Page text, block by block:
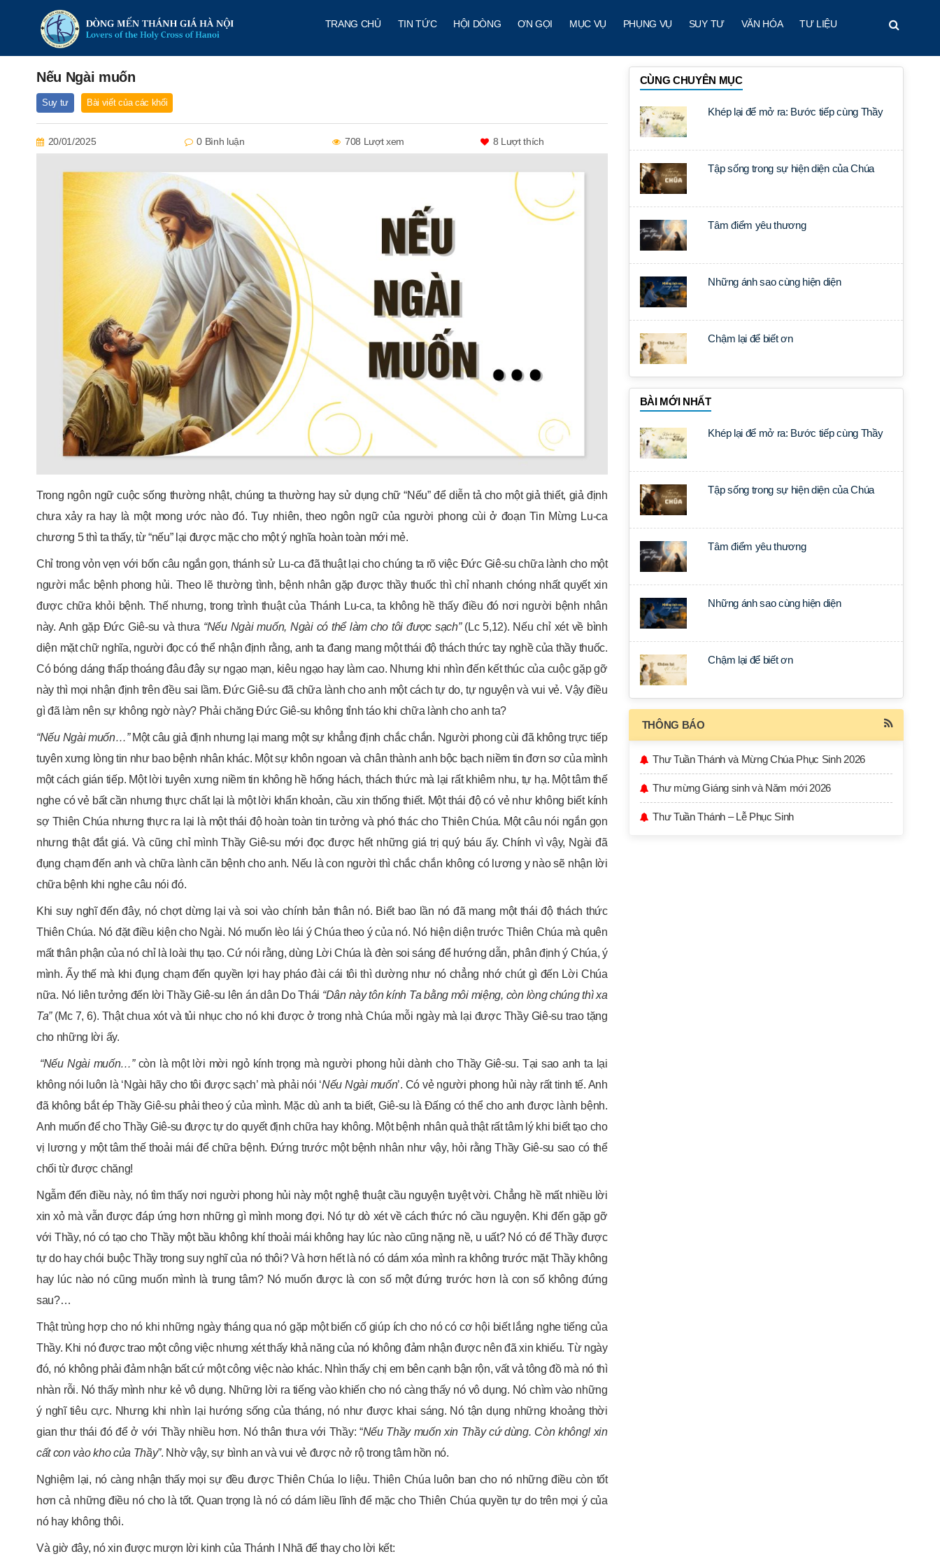
TRANG CHỦ TIN TỨC HỘI DÒNG ƠN GỌI MỤC VỤ PHỤNG VỤ SUY TƯ VĂN HÓA TƯ LIỆU
Nếu Ngài muốn
Suy tư Bài viết của các khối
20/01/2025 0 Bình luận 708 Lượt xem 8 Lượt thích
Trong ngôn ngữ cuộc sống thường nhật, chúng ta thường hay sử dụng chữ “Nếu” để diễn tả cho một giả thiết, giả định
chưa xảy ra hay là một mong ước nào đó. Tuy nhiên, theo ngôn ngữ của người phong cùi ở đoạn Tin Mừng Lu-ca
chương 5 thì ta thấy, từ “nếu” lại được mặc cho một ý nghĩa hoàn toàn mới mẻ.
Chỉ trong vỏn vẹn với bốn câu ngắn gọn, thánh sử Lu-ca đã thuật lại cho chúng ta rõ việc Đức Giê-su chữa lành cho một
người mắc bệnh phong hủi. Theo lẽ thường tình, bệnh nhân gặp được thầy thuốc thì chỉ nhanh chóng nhất quyết xin
được chữa khỏi bệnh. Thế nhưng, trong trình thuật của Thánh Lu-ca, ta không hề thấy điều đó nơi người bệnh nhân
này. Anh gặp Đức Giê-su và thưa “Nếu Ngài muốn, Ngài có thể làm cho tôi được sạch”(Lc 5,12). Nếu chỉ xét về bình
diện mặt chữ nghĩa, người đọc có thể nhận định rằng, anh ta đang mang một thái độ thách thức tay nghề của thầy thuốc.
Có bóng dáng thấp thoáng đâu đây sự ngạo mạn, kiêu ngạo hay làm cao. Nhưng khi nhìn đến kết thúc của cuộc gặp gỡ
này thì mọi nhận định trên đều sai lầm. Đức Giê-su đã chữa lành cho anh một cách tự do, tự nguyện và vui vẻ. Vậy điều
gì đã làm nên sự không ngờ này? Phải chăng Đức Giê-su không tỉnh táo khi chữa lành cho anh ta?
“Nếu Ngài muốn…”Một câu giả định nhưng lại mang một sự khẳng định chắc chắn. Người phong cùi đã không trực tiếp
tuyên xưng lòng tin như bao bệnh nhân khác. Một sự khôn ngoan và chân thành anh bộc bạch niềm tin đơn sơ của mình
một cách gián tiếp. Một lời tuyên xưng niềm tin không hề hống hách, thách thức mà lại rất khiêm nhu, tự hạ. Một tâm thế
nghe có vẻ bất cần nhưng thực chất lại là một lời khẩn khoản, cầu xin thống thiết. Một thái độ có vẻ như không biết kính
sợ Thiên Chúa nhưng thực ra lại là một thái độ hoàn toàn tin tưởng và phó thác cho Thiên Chúa. Một câu nói ngắn gọn
nhưng thật đắt giá. Và cũng chỉ mình Thầy Giê-su mới đọc được hết những giá trị quý báu ấy. Chính vì vậy, Ngài đã
đụng chạm đến anh và chữa lành căn bệnh cho anh. Nếu là con người thì chắc chắn không có lương y nào sẽ nhận lời
chữa bệnh khi nghe câu nói đó.
Khi suy nghĩ đến đây, nó chợt dừng lại và soi vào chính bản thân nó. Biết bao lần nó đã mang một thái độ thách thức
Thiên Chúa. Nó đặt điều kiện cho Ngài. Nó muốn lèo lái ý Chúa theo ý của nó. Nó hiện diện trước Thiên Chúa mà quên
mất thân phận của nó chỉ là loài thụ tạo. Cứ nói rằng, dùng Lời Chúa là đèn soi sáng để hướng dẫn, phân định ý Chúa, ý
mình. Ấy thế mà khi đụng chạm đến quyền lợi hay pháo đài cái tôi thì dường như nó chẳng nhớ chút gì đến Lời Chúa
nữa. Nó liên tưởng đến lời Thầy Giê-su lên án dân Do Thái “Dân này tôn kính Ta bằng môi miệng, còn lòng chúng thì xa
Ta”(Mc 7, 6). Thật chua xót và tủi nhục cho nó khi được ở trong nhà Chúa mỗi ngày mà lại được Thầy Giê-su trao tặng
cho những lời ấy.
“Nếu Ngài muốn…”còn là một lời mời ngỏ kính trọng mà người phong hủi dành cho Thầy Giê-su. Tại sao anh ta lại
không nói luôn là ‘Ngài hãy cho tôi được sạch’ mà phải nói ‘Nếu Ngài muốn’. Có vẻ người phong hủi này rất tinh tế. Anh
đã không bắt ép Thầy Giê-su phải theo ý của mình. Mặc dù anh ta biết, Giê-su là Đấng có thể cho anh được lành bệnh.
Anh muốn để cho Thầy Giê-su được tự do quyết định chữa hay không. Một bệnh nhân quả thật rất tâm lý khi biết tạo cho
vị lương y một tâm thế thoải mái để chữa bệnh. Đứng trước một bệnh nhân như vậy, hỏi rằng Thầy Giê-su sao có thể
chối từ được chăng!
Ngẫm đến điều này, nó tìm thấy nơi người phong hủi này một nghệ thuật cầu nguyện tuyệt vời. Chẳng hề mất nhiều lời
xin xỏ mà vẫn được đáp ứng hơn những gì mình mong đợi. Nó tự dò xét về cách thức nó cầu nguyện. Khi đến gặp gỡ
với Thầy, nó có tạo cho Thầy một bầu không khí thoải mái không hay lúc nào cũng nặng nề, u uất? Nó có để Thầy được
tự do hay chói buộc Thầy trong suy nghĩ của nó thôi? Và hơn hết là nó có dám xóa mình ra không trước mặt Thầy không
hay lúc nào nó cũng muốn mình là trung tâm? Nó muốn được là con số một đứng trước hơn là con số không đứng
sau?…
Thật trùng hợp cho nó khi những ngày tháng qua nó gặp một biến cố giúp ích cho nó có cơ hội biết lắng nghe tiếng của
Thầy. Khi nó được trao một công việc nhưng xét thấy khả năng của nó không đảm nhận được nên đã xin khiếu. Từ ngày
đó, nó không phải đảm nhận bất cứ một công việc nào khác. Nhìn thấy chị em bên cạnh bận rộn, vất vả tông đồ mà nó thì
nhàn rỗi. Nó thấy mình như kẻ vô dụng. Những lời ra tiếng vào khiến cho nó càng thấy nó vô dụng. Nó chìm vào những
ý nghĩ tiêu cực. Nhưng khi nhìn lại hướng sống của tháng, nó như được khai sáng. Nó tận dụng những khoảng thời
gian thư thái đó để ở với Thầy nhiều hơn. Nó thân thưa với Thầy: “Nếu Thầy muốn xin Thầy cứ dùng. Còn không! xin
cất con vào kho của Thầy”. Nhờ vậy, sự bình an và vui vẻ được nở rộ trong tâm hồn nó.
Nghiệm lại, nó càng nhận thấy mọi sự đều được Thiên Chúa lo liệu. Thiên Chúa luôn ban cho nó những điều còn tốt
hơn cả những điều nó cho là tốt. Quan trọng là nó có dám liều lĩnh để mặc cho Thiên Chúa quyền tự do trên mọi ý của
nó hay không thôi.
Và giờ đây, nó xin được mượn lời kinh của Thánh I Nhã để thay cho lời kết:
CÙNG CHUYÊN MỤC
Khép lại để mở ra: Bước tiếp cùng Thầy
Tập sống trong sự hiện diện của Chúa
Tâm điểm yêu thương
Những ánh sao cùng hiện diện
Chậm lại để biết ơn
BÀI MỚI NHẤT
Khép lại để mở ra: Bước tiếp cùng Thầy
Tập sống trong sự hiện diện của Chúa
Tâm điểm yêu thương
Những ánh sao cùng hiện diện
Chậm lại để biết ơn
THÔNG BÁO
Thư Tuần Thánh và Mừng Chúa Phục Sinh 2026
Thư mừng Giáng sinh và Năm mới 2026
Thư Tuần Thánh – Lễ Phục Sinh